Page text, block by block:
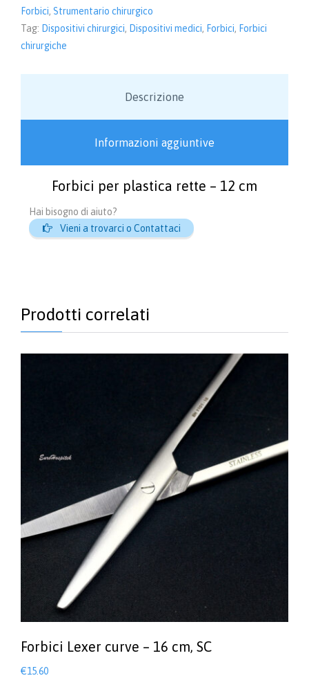
Forbici, Strumentario chirurgico
Tag: Dispositivi chirurgici, Dispositivi medici, Forbici, Forbici
chirurgiche
Descrizione
Informazioni aggiuntive
Forbici per plastica rette – 12 cm
Hai bisogno di aiuto?
 Vieni a trovarci o Contattaci
Prodotti correlati
Forbici Lexer curve – 16 cm, SC
€15.60